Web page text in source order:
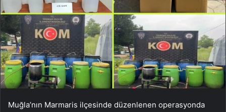
Muğla’nın Marmaris ilçesinde düzenlenen operasyonda